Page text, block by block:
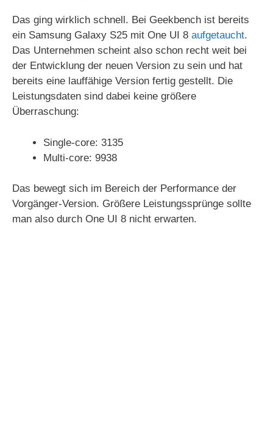
Das ging wirklich schnell. Bei Geekbench ist bereits
ein Samsung Galaxy S25 mit One UI 8 aufgetaucht.
Das Unternehmen scheint also schon recht weit bei
der Entwicklung der neuen Version zu sein und hat
bereits eine lauffähige Version fertig gestellt. Die
Leistungsdaten sind dabei keine größere
Überraschung:
Single-core: 3135
Multi-core: 9938
Das bewegt sich im Bereich der Performance der
Vorgänger-Version. Größere Leistungssprünge sollte
man also durch One UI 8 nicht erwarten.